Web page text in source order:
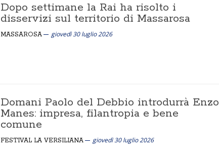
Dopo settimane la Rai ha risolto i
disservizi sul territorio di Massarosa
MASSAROSA giovedì 30 luglio 2026
Domani Paolo del Debbio introdurrà Enzo
Manes: impresa, filantropia e bene
comune
FESTIVAL LA VERSILIANA giovedì 30 luglio 2026